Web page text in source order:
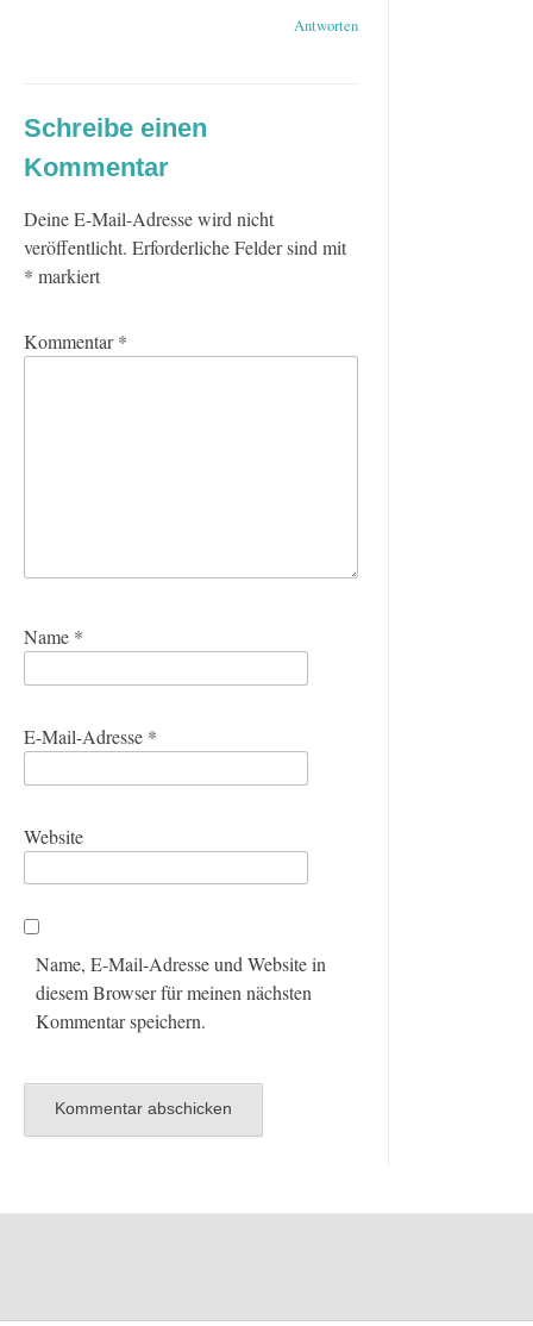
Antworten
Schreibe einen
Kommentar
Deine E-Mail-Adresse wird nicht
veröffentlicht. Erforderliche Felder sind mit
* markiert
Kommentar*
Name *
E-Mail-Adresse *
Website
Name, E-Mail-Adresse und Website in
diesem Browser für meinen nächsten
Kommentar speichern.